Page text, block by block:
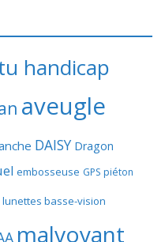
handicap
aveugle
DAISY Dragon
embosseuse GPS piéton
lunettes basse-vision
malvoyant